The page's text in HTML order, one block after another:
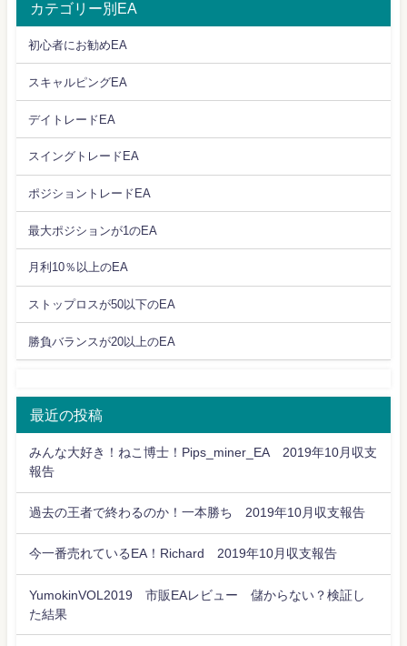
カテゴリー別EA
初心者にお勧めEA
スキャルピングEA
デイトレードEA
スイングトレードEA
ポジショントレードEA
最大ポジションが1のEA
月利10％以上のEA
ストップロスが50以下のEA
勝負バランスが20以上のEA
最近の投稿
みんな大好き！ねこ博士！Pips_miner_EA 2019年10月収支
報告
過去の王者で終わるのか！一本勝ち 2019年10月収支報告
今一番売れているEA！Richard 2019年10月収支報告
YumokinVOL2019 市販EAレビュー 儲からない？検証し
た結果